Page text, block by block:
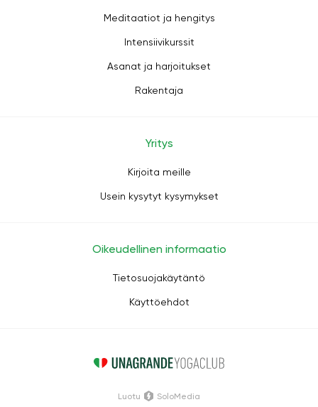
Meditaatiot ja hengitys
Intensiivikurssit
Asanat ja harjoitukset
Rakentaja
Yritys
Kirjoita meille
Usein kysytyt kysymykset
Oikeudellinen informaatio
Tietosuojakäytäntö
Käyttöehdot
Luotu SoloMedia